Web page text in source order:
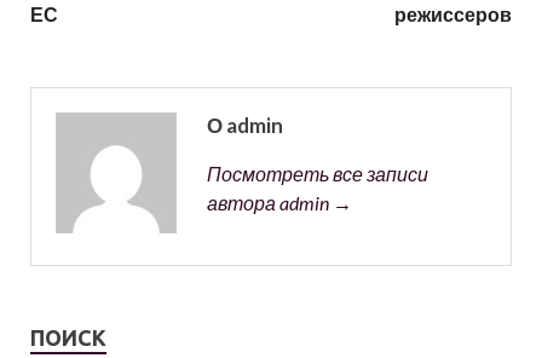
ЕС
режиссеров
О admin
Посмотреть все записи
автора admin →
ПОИСК